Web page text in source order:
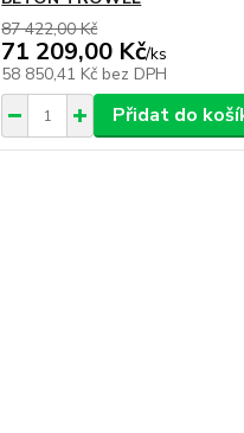
87 422,00 Kč
71 209,00 Kč/ks
58 850,41 Kč bez DPH
Přidat do